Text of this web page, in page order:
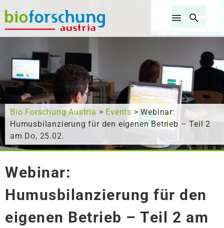
Wonach suchen Sie?
Bio Forschung Austria > Events > Webinar:
Humusbilanzierung für den eigenen Betrieb – Teil 2
am Do, 25.02.
Webinar:
Humusbilanzierung für den
eigenen Betrieb – Teil 2 am